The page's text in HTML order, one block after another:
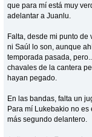
que para mí está muy
adelantar a Juanlu.
Falta, desde mi punto de
ni Saúl lo son, aunque
temporada pasada,
chavales de la cantera
hayan pegado.
En las bandas, falta un
Para mí Lukebakio no es
más segundo delantero.